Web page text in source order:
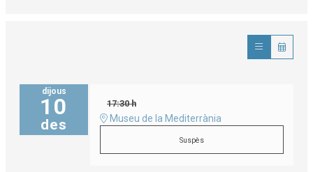
dijous
10
des
17:30 h
Museu de la Mediterrània
Suspès